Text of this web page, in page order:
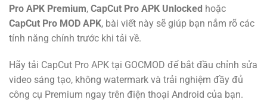
Pro APK Premium, CapCut Pro APK Unlocked hoặc
CapCut Pro MOD APK, bài viết này sẽ giúp bạn nắm rõ các
tính năng chính trước khi tải về.
Hãy tải CapCut Pro APK tại GOCMOD để bắt đầu chỉnh sửa
video sáng tạo, không watermark và trải nghiệm đầy đủ
công cụ Premium ngay trên điện thoại Android của bạn.